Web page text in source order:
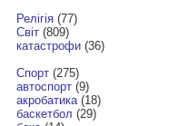
Релігія(77)
Світ(809)
катастрофи(36)
Спорт(275)
автоспорт(9)
акробатика(18)
баскетбол (29)